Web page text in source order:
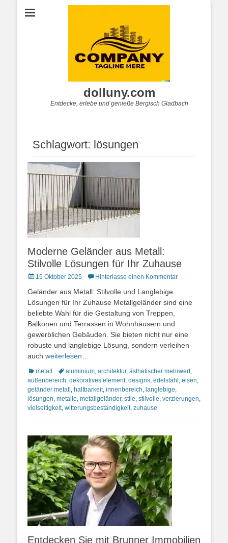
dolluny.com
Entdecke, erlebe und genieße Bergisch Gladbach
Schlagwort: lösungen
Moderne Geländer aus Metall:
Stilvolle Lösungen für Ihr Zuhause
Posted
15 Oktober 2025 Hinterlasse einen Kommentar
Geländer aus Metall: Stilvolle und Langlebige
Lösungen für Ihr Zuhause Metallgeländer sind eine
beliebte Wahl für die Gestaltung von Treppen,
Balkonen und Terrassen in Wohnhäusern und
gewerblichen Gebäuden. Sie bieten nicht nur eine
robuste und langlebige Lösung, sondern verleihen
auch weiterlesen…
Kategorien
metall Schlagworte
aluminium, architektur, ästhetischer mehrwert,
außenbereich, dekoratives element, designs, edelstahl , eisen,
geländer metall , haltbarkeit, innenbereich, langlebige,
lösungen, metalle, metallgeländer, stile, stilvolle, verzierungen,
vielseitigkeit, witterungsbeständigkeit, zuhause
Entdecken Sie mit Brunner Immobilien